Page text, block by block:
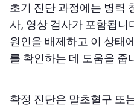
초기 진단 과정에는 병력
사, 영상 검사가 포함됩니
원인을 배제하고 이 상태
를 확인하는 데 도움을 줍
확정 진단은 말초혈구 또